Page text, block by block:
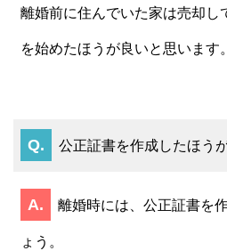
離婚前に住んでいた家は売却し
を始めたほうが良いと思います。
公正証書を作成したほう
離婚時には、公正証書を
ょう。